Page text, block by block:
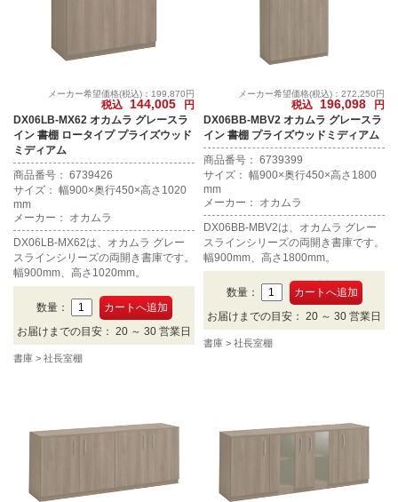
メーカー希望価格(税込)：199,870円
税込 144,005
円
DX06LB-MX62 オカムラ グレースラ
イン 書棚 ロータイプ プライズウッド
ミディアム
商品番号： 6739426
サイズ： 幅900×奥行450×高さ1020
mm
メーカー： オカムラ
DX06LB-MX62は、オカムラ グレー
スラインシリーズの両開き書庫です。
幅900mm、高さ1020mm。
数量：
お届けまでの目安： 20 ～ 30 営業日
書庫 社長室棚
メーカー希望価格(税込)：272,250円
税込 196,098
円
DX06BB-MBV2 オカムラ グレースラ
イン 書棚 プライズウッドミディアム
商品番号： 6739399
サイズ： 幅900×奥行450×高さ1800
mm
メーカー： オカムラ
DX06BB-MBV2は、オカムラ グレー
スラインシリーズの両開き書庫です。
幅900mm、高さ1800mm。
数量：
お届けまでの目安： 20 ～ 30 営業日
書庫 社長室棚